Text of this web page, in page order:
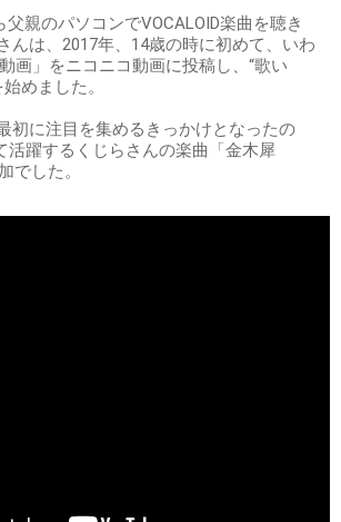
親のパソコンでVOCALOID楽曲を聴き
んは、2017年、14歳の時に初めて、いわ
画」をニコニコ動画に投稿し、“歌い
めました。
初に注目を集めるきっかけとなったの
活躍するくじらさんの楽曲「金木犀
でした。